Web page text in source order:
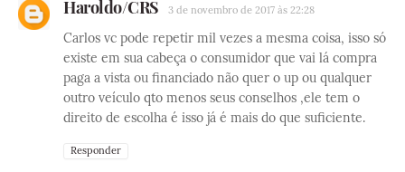
Haroldo/CRS 3 de novembro de 2017 às 22:28
Carlos vc pode repetir mil vezes a mesma coisa, isso só
existe em sua cabeça o consumidor que vai lá compra
paga a vista ou financiado não quer o up ou qualquer
outro veículo qto menos seus conselhos ,ele tem o
direito de escolha é isso já é mais do que suficiente.
Responder